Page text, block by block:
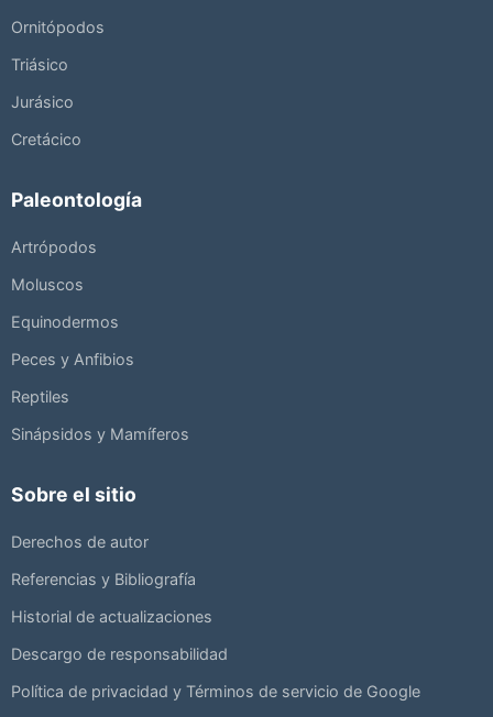
Ornitópodos
Triásico
Jurásico
Cretácico
Paleontología
Artrópodos
Moluscos
Equinodermos
Peces y Anfibios
Reptiles
Sinápsidos y Mamíferos
Sobre el sitio
Derechos de autor
Referencias y Bibliografía
Historial de actualizaciones
Descargo de responsabilidad
Política de privacidad y Términos de servicio de Google